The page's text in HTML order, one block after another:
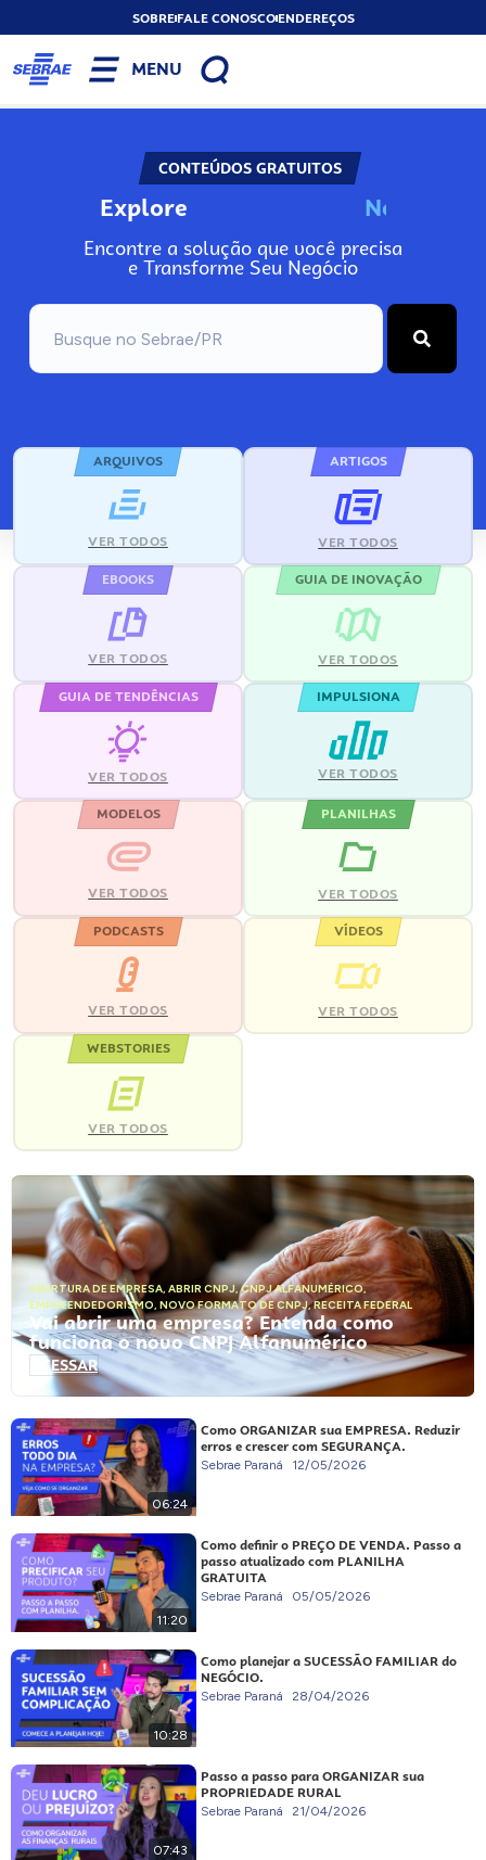
SOBREFALE CONOSCOENDEREÇOS
MENU
CONTEÚDOS GRATUITOS
Explore No
Encontre a solução que você precisa
e Transforme Seu Negócio
ARQUIVOS
VER TODOS
ARTIGOS
VER TODOS
EBOOKS
VER TODOS
GUIA DE INOVAÇÃO
VER TODOS
GUIA DE TENDÊNCIAS
VER TODOS
IMPULSIONA
VER TODOS
MODELOS
VER TODOS
PLANILHAS
VER TODOS
PODCASTS
VER TODOS
VÍDEOS
VER TODOS
WEBSTORIES
VER TODOS
ABERTURA DE EMPRESA, ABRIR CNPJ,CNPJ ALFANUMÉRICO,
EMPREENDEDORISMO, NOVO FORMATO DE CNPJ,RECEITA FEDERAL
Vai abrir uma empresa? Entenda como
funciona o novo CNPJ Alfanumérico
ACESSAR
06:24
Como ORGANIZAR sua EMPRESA. Reduzir
erros e crescer com SEGURANÇA.
Sebrae Paraná 12/05/2026
11:20
Como definir o PREÇO DE VENDA. Passo a
passo atualizado com PLANILHA
GRATUITA
Sebrae Paraná 05/05/2026
10:28
Como planejar a SUCESSÃO FAMILIAR do
NEGÓCIO.
Sebrae Paraná 28/04/2026
07:43
Passo a passo para ORGANIZAR sua
PROPRIEDADE RURAL
Sebrae Paraná 21/04/2026